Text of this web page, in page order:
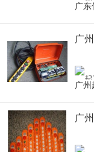
广
广
广
广